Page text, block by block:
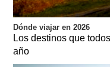
Dónde viajar en 2026
Los destinos que
año